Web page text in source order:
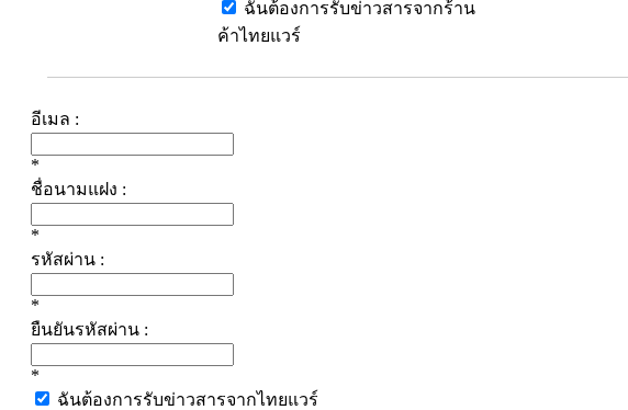
ฉันต้องการรับข่าวสารจากร้าน
ค้าไทยแวร์
อีเมล :
*
ชื่อนามแฝง :
*
รหัสผ่าน :
*
ยืนยันรหัสผ่าน :
*
ฉันต้องการรับข่าวสารจากไทยแวร์